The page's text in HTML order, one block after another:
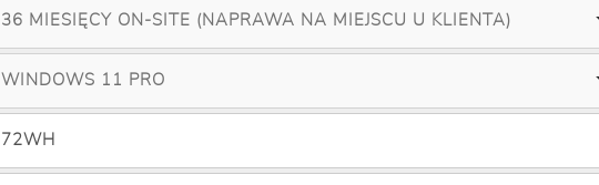
36 MIESIĘCY ON-SITE (NAPRAWA NA MIEJSCU U KLIENTA)
WINDOWS 11 PRO
72WH